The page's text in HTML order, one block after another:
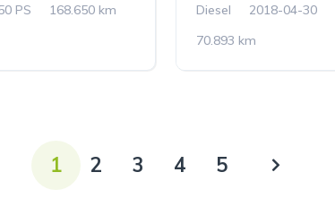
PS 168.650 km
Diesel
2018-04-30
70.893 km
1 2 3 4 5